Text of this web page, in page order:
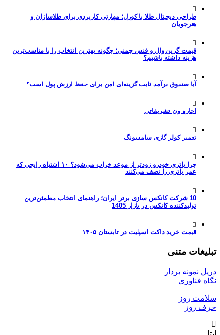
طراحی دیجیتال طلا با کورل؛ مهارتی کاربردی برای طلاسازان و
هنرجویان
قیمت گرین وال و فنس چمنی؛ چگونه بهترین انتخاب را با مناسب‌ترین
هزینه داشته باشیم؟
آیا صندوق درآمد ثابت گزینه‌ای امن برای حفظ ارزش پول است؟
اجاره ون تشریفاتی
تعمیر کولر گازی سامسونگ
چرا باتری خودرو زودتر از موعد خراب می‌شود؟ ۱۰ اشتباه رایجی که
عمر باتری را نصف می‌کنند
10 شرکت کانکس سازی برتر ایران؛ راهنمای انتخاب مطمئن‌ترین
تولیدکننده کانکس در بازار 1405
قیمت خرید داکت اسپلیت در تابستان ۱۴۰۵
تبلیغات متنی
دریل نمونه بردار
نگاه فناوری
سلامت روز
حرف روز
ایتا